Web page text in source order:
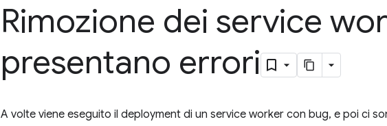
Rimozione dei service
presentano errori
A volte viene eseguito il deployment di un service worker con bug, e poi ci